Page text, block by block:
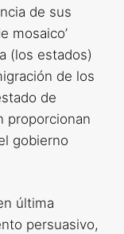
de sus
mosaico’
(los estados)
de los
de
proporcionan
gobierno
última
persuasivo,